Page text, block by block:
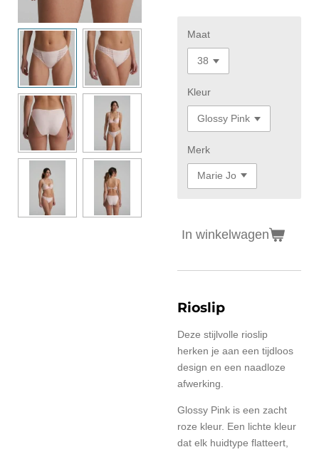
Maat
Kleur
Merk
In winkelwagen
Rioslip
Deze stijlvolle rioslip
herken je aan een tijdloos
design en een naadloze
afwerking.
Glossy Pink is een zacht
roze kleur. Een lichte kleur
dat elk huidtype flatteert,